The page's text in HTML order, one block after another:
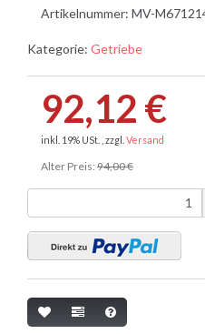
Artikelnummer: MV-
Kategorie: Getriebe
92,12 €
inkl. 19% USt. , zzgl. Versand
Alter Preis: 94,00 €